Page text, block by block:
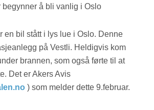
begynner å bli vanlig i Oslo
en bil stått i lys lue i Oslo. Denne
på Vestli. Heldigvis kom
brannen, som også førte til at
Det er Akers Avis
) som melder dette 9.februar.